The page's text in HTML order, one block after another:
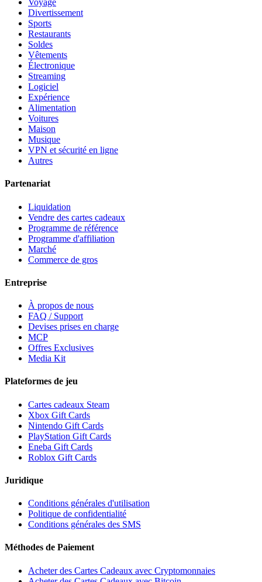
Voyage
Divertissement
Sports
Restaurants
Soldes
Vêtements
Électronique
Streaming
Logiciel
Expérience
Alimentation
Voitures
Maison
Musique
VPN et sécurité en ligne
Autres
Partenariat
Liquidation
Vendre des cartes cadeaux
Programme de référence
Programme d'affiliation
Marché
Commerce de gros
Entreprise
À propos de nous
FAQ / Support
Devises prises en charge
MCP
Offres Exclusives
Media Kit
Plateformes de jeu
Cartes cadeaux Steam
Xbox Gift Cards
Nintendo Gift Cards
PlayStation Gift Cards
Eneba Gift Cards
Roblox Gift Cards
Juridique
Conditions générales d'utilisation
Politique de confidentialité
Conditions générales des SMS
Méthodes de Paiement
Acheter des Cartes Cadeaux avec Cryptomonnaies